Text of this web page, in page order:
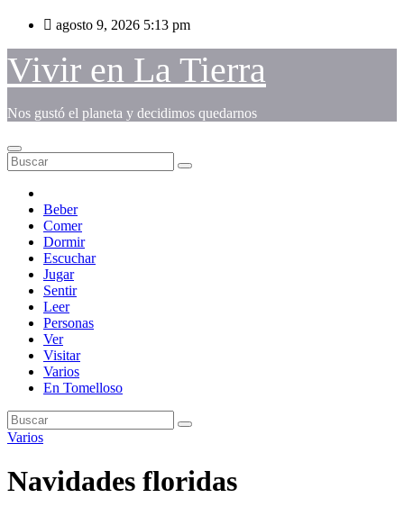
Saltar
contenido
agosto 9, 2026 5:13 pm
Vivir en La Tierra
Nos gustó el planeta y decidimos quedarnos
Beber
Comer
Dormir
Escuchar
Jugar
Sentir
Leer
Personas
Ver
Visitar
Varios
En Tomelloso
Varios
Navidades floridas